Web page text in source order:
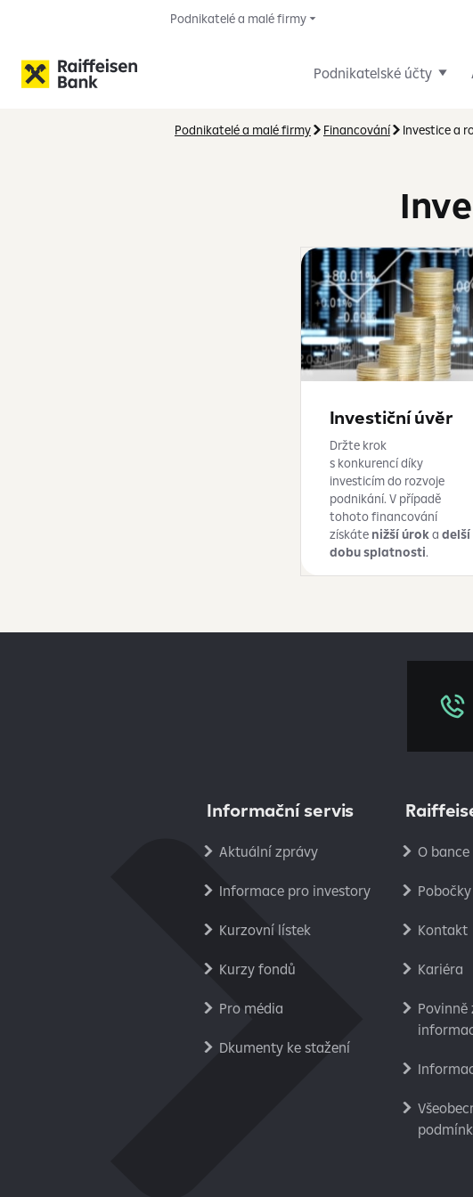
Podnikatelské účty
Podnikatelé a malé firmy
Podnikatelé a malé firmy Financování Investice a
Investiční úvěr
Držte krok
s konkurencí díky
investicím do rozvoje
podnikání. V případě
tohoto financování
získáte nižší úroka delší
dobu splatnosti.
Informační servis
Aktuální zprávy
Informace pro investory
Kurzovní lístek
Kurzy fondů
Pro média
Dkumenty ke stažení
O bance
Kontakt
Kariéra
Povinně